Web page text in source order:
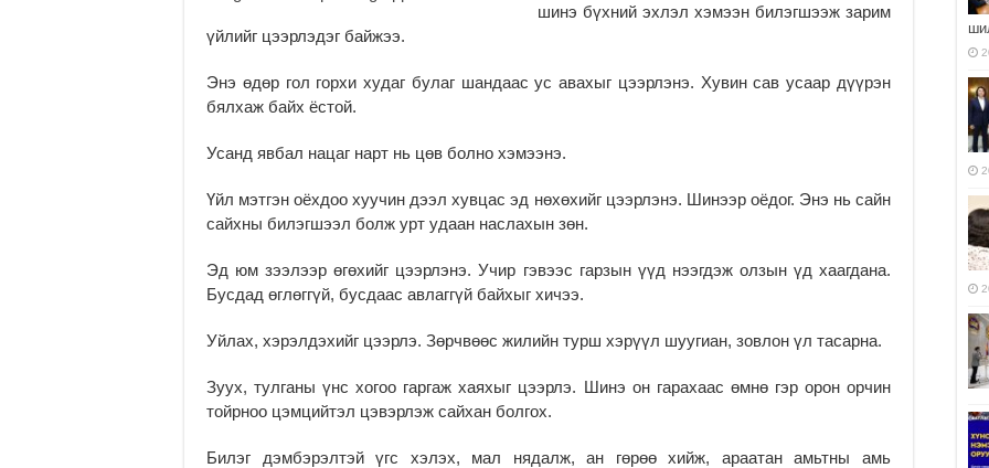
шинэ бүхний эхлэл хэмээн билэгшээж зарим
үйлийг цээрлэдэг байжээ.
Энэ өдөр гол горхи худаг булаг шандаас ус авахыг цээрлэнэ. Хувин сав усаар дүүрэн
бялхаж байх ёстой.
Усанд явбал нацаг нарт нь цөв болно хэмээнэ.
Үйл мэтгэн оёхдоо хуучин дээл хувцас эд нөхөхийг цээрлэнэ. Шинээр оёдог. Энэ нь сайн
сайхны билэгшээл болж урт удаан наслахын зөн.
Эд юм зээлээр өгөхийг цээрлэнэ. Учир гэвээс гарзын үүд нээгдэж олзын үд хаагдана.
Бусдад өглөггүй, бусдаас авлаггүй байхыг хичээ.
Уйлах, хэрэлдэхийг цээрлэ. Зөрчвөөс жилийн турш хэрүүл шуугиан, зовлон үл тасарна.
Зуух, тулганы үнс хогоо гаргаж хаяхыг цээрлэ. Шинэ он гарахаас өмнө гэр орон орчин
тойрноо цэмцийтэл цэвэрлэж сайхан болгох.
Билэг дэмбэрэлтэй үгс хэлэх, мал нядалж, ан гөрөө хийж, араатан амьтны амь